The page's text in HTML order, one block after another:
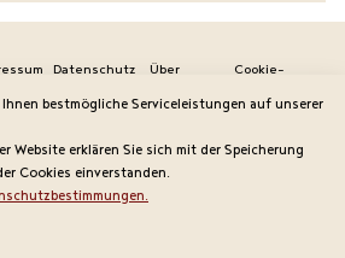
bietet der Familienbetrieb Strohmayer
Mit dem Kauf von Leithaberger
Sie zum Erhalt der Kulturlandschaft bei.
weiter blühen lassen!
bestmögliche Serviceleistungen auf unserer
Website erklären Sie sich mit der Speicherung
Cookies einverstanden.
Datenschutz
Über
Cookie-
ändern